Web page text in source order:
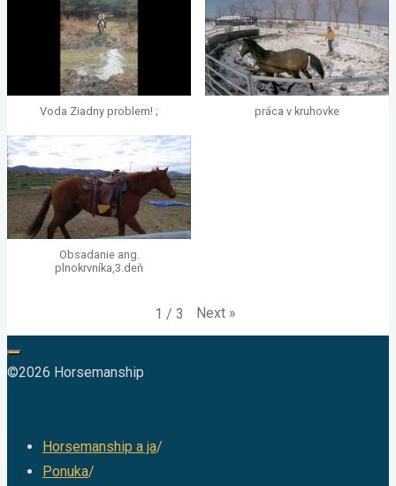
Voda Ziadny problem! ; práca v kruhovke
Obsadanie ang.
plnokrvníka,3.deň
1 / 3 Next »
©2026 Horsemanship
Horsemanship a ja/
Ponuka/